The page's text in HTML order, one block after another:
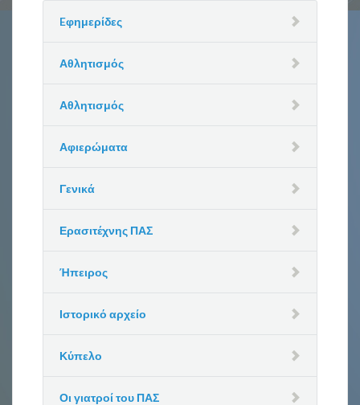
Eφημερίδες
Αθλητισμός
Αθλητισμός
Αφιερώματα
Γενικά
Ερασιτέχνης ΠΑΣ
Ήπειρος
Ιστορικό αρχείο
Κύπελο
Οι γιατροί του ΠΑΣ